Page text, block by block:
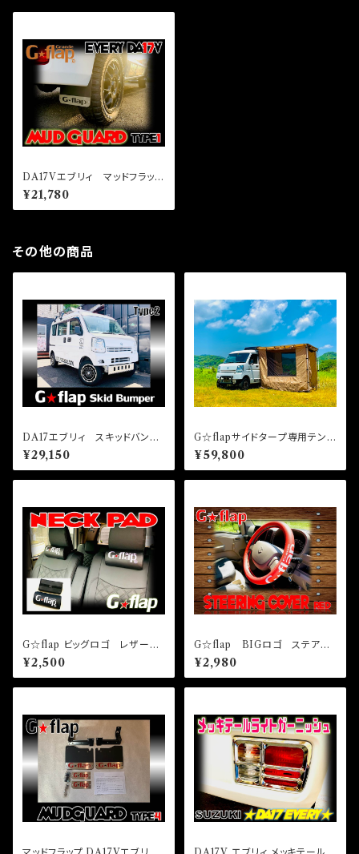
DA17Vエブリィ マッドフラッ
プ TYPE1
¥21,780
その他の商品
DA17エブリィ スキッドバンパ
ー TYPE２
¥29,150
G☆flapサイドタープ専用テン
ト プラス1ルーム
¥59,800
G☆flap ビッグロゴ レザーネ
ックパッド 刺繍ロゴ
¥2,500
G☆flap BIGロゴ ステアリ
ングカバー TYPEレッド
¥2,980